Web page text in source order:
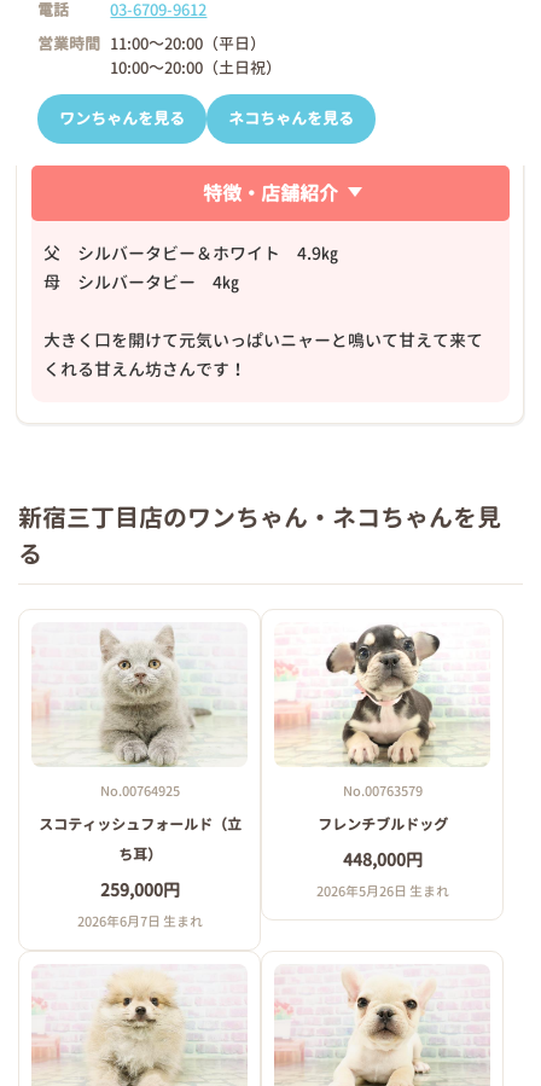
電話
03-6709-9612
営業時間 11:00～20:00（平日）
10:00～20:00（土日祝）
ワンちゃんを見る ネコちゃんを見る
特徴・店舗紹介
父 シルバータビー＆ホワイト 4.9㎏
母 シルバータビー 4㎏
大きく口を開けて元気いっぱいニャーと鳴いて甘えて来て
くれる甘えん坊さんです！
新宿三丁目店のワンちゃん・ネコちゃんを見
る
No.00764925
スコティッシュフォールド（立
ち耳）
259,000円
2026年6月7日 生まれ
No.00763579
フレンチブルドッグ
448,000円
2026年5月26日 生まれ